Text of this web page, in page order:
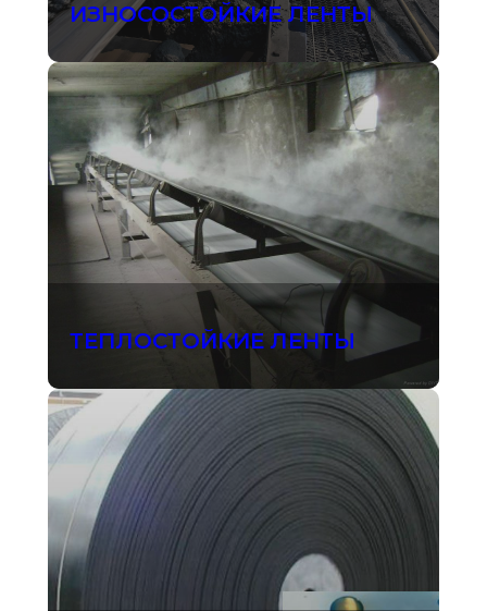
ИЗНОСОСТОЙКИЕ ЛЕНТЫ
ТЕПЛОСТОЙКИЕ ЛЕНТЫ